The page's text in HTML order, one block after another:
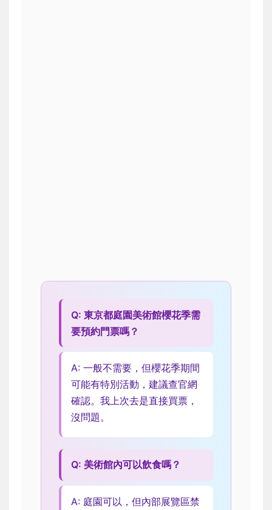
Q: 東京都庭園美術館櫻花季需
要預約門票嗎？
A: 一般不需要，但櫻花季期間
可能有特別活動，建議查官網
確認。我上次去是直接買票，
沒問題。
Q: 美術館內可以飲食嗎？
A: 庭園可以，但內部展覽區禁